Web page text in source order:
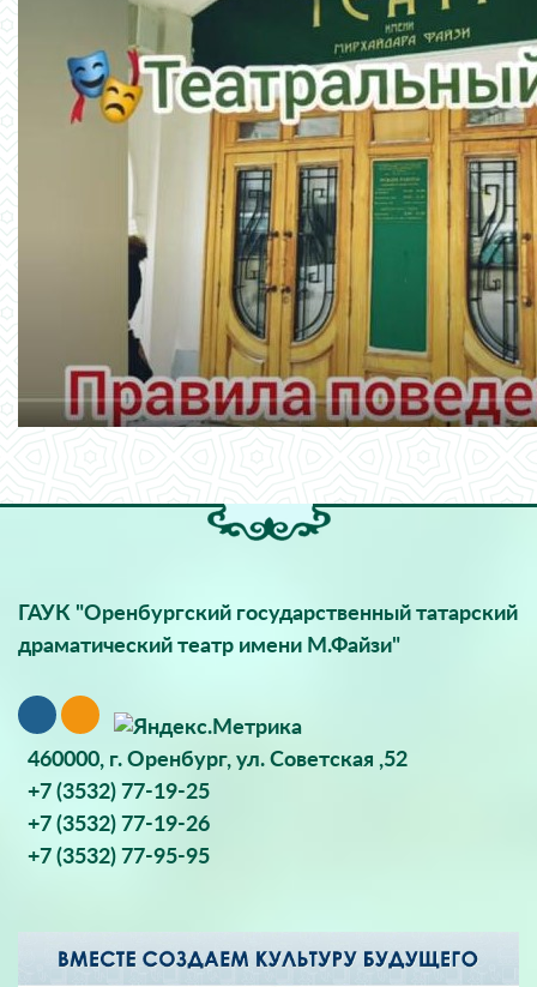
ГАУК "Оренбургский государственный татарский
драматический театр имени М.Файзи"
460000, г. Оренбург, ул. Советская ,52
+7 (3532) 77-19-25
+7 (3532) 77-19-26
+7 (3532) 77-95-95